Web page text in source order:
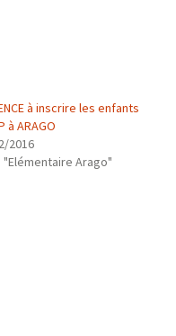
à inscrire les enfants
à ARAGO
2016
"Elémentaire Arago"